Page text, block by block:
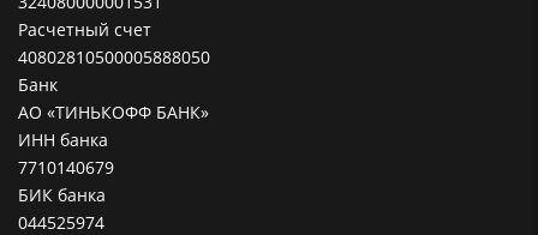
Расчетный счет
40802810500005888050
Банк
АО «ТИНЬКОФФ БАНК»
ИНН банка
7710140679
БИК банка
044525974